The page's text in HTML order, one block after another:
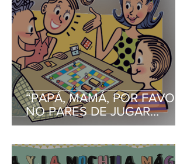
“PAPÁ, MAMÁ, POR FAVOR,
NO PARES DE JUGAR
CONMIGO”